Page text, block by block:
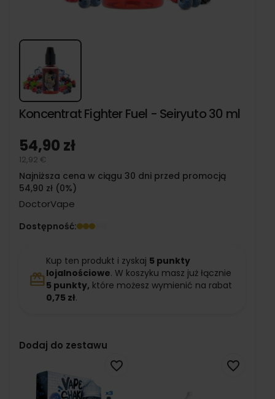
Koncentrat Fighter Fuel - Seiryuto 30 ml
54,90 zł
12,92 €
Najniższa cena w ciągu 30 dni przed promocją
54,90 zł (0%)
DoctorVape
Dostępność:
redeem
Kup ten produkt i zyskaj 5 punkty
lojalnościowe. W koszyku masz już łącznie
5 punkty, które możesz wymienić na rabat
0,75 zł.
Dodaj do zestawu
favorite_border favorite_border